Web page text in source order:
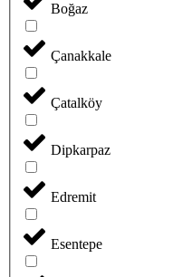
Boğaz
Çanakkale
Çatalköy
Dipkarpaz
Edremit
Esentepe